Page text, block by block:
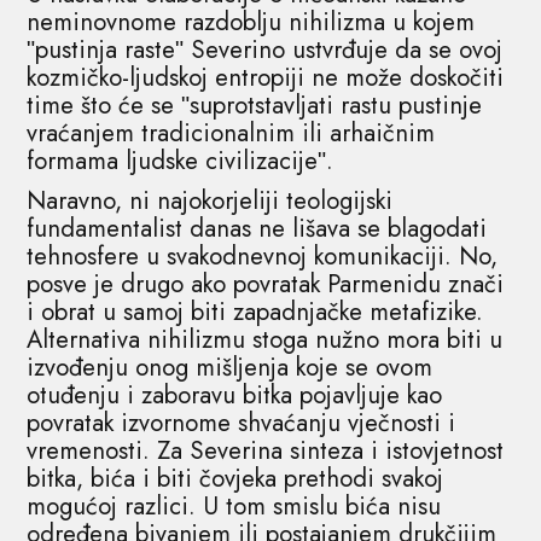
neminovnome razdoblju nihilizma u kojem
ʺpustinja rasteʺ Severino ustvrđuje da se ovoj
kozmičko-ljudskoj entropiji ne može doskočiti
time što će se ʺsuprotstavljati rastu pustinje
vraćanjem tradicionalnim ili arhaičnim
formama ljudske civilizacijeʺ.
Naravno, ni najokorjeliji teologijski
fundamentalist danas ne lišava se blagodati
tehnosfere u svakodnevnoj komunikaciji. No,
posve je drugo ako povratak Parmenidu znači
i obrat u samoj biti zapadnjačke metafizike.
Alternativa nihilizmu stoga nužno mora biti u
izvođenju onog mišljenja koje se ovom
otuđenju i zaboravu bitka pojavljuje kao
povratak izvornome shvaćanju vječnosti i
vremenosti. Za Severina sinteza i istovjetnost
bitka, bića i biti čovjeka prethodi svakoj
mogućoj razlici. U tom smislu bića nisu
određena bivanjem ili postajanjem drukčijim